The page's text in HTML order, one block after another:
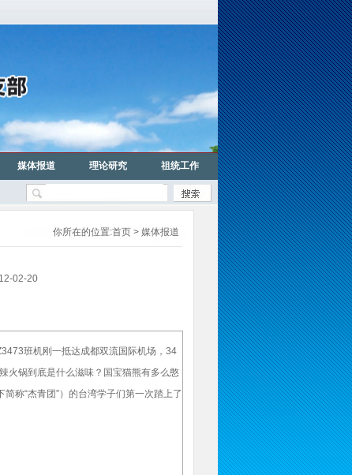
媒体报道 理论研究 祖统工作
你所在的位置:首页> 媒体报道
02-20
班机刚一抵达成都双流国际机场，34
火锅到底是什么滋味？国宝猫熊有多么憨
称“杰青团”）的台湾学子们第一次踏上了